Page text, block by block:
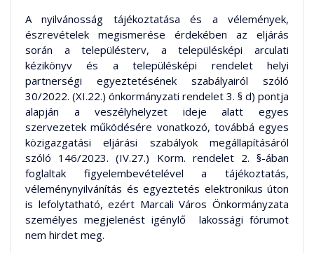
A nyilvánosság tájékoztatása és a vélemények,
észrevételek megismerése érdekében az eljárás
során a településterv, a településképi arculati
kézikönyv és a településképi rendelet helyi
partnerségi egyeztetésének szabályairól szóló
30/2022. (XI.22.) önkormányzati rendelet 3. § d) pontja
alapján a veszélyhelyzet ideje alatt egyes
szervezetek működésére vonatkozó, továbbá egyes
közigazgatási eljárási szabályok megállapításáról
szóló 146/2023. (IV.27.) Korm. rendelet 2. §-ában
foglaltak figyelembevételével a tájékoztatás,
véleménynyilvánítás és egyeztetés elektronikus úton
is lefolytatható, ezért Marcali Város Önkormányzata
személyes megjelenést igénylő lakossági fórumot
nem hirdet meg.